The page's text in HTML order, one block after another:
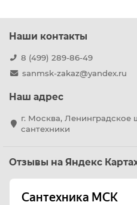
Наши контакты
8 (499) 289-86-49
sanmsk-zakaz@yandex.ru
Наш адрес
г. Москва, Ленинградское
сантехники
Отзывы на Яндекс